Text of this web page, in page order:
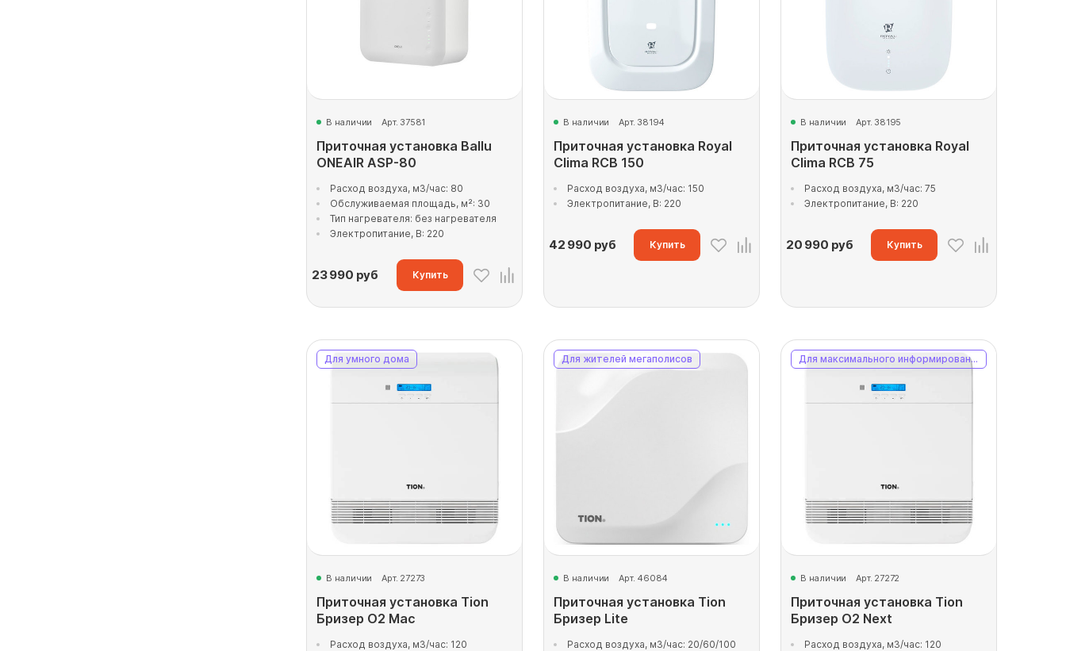
В наличии Арт. 37581
Приточная установка Ballu
ONEAIR ASP-80
Расход воздуха, м3/час: 80
Обслуживаемая площадь, м²: 30
Тип нагревателя: без нагревателя
Электропитание, В: 220
23 990 руб Купить
В наличии Арт. 38194
Приточная установка Royal
Clima RCB 150
Расход воздуха, м3/час: 150
Электропитание, В: 220
42 990 руб Купить
В наличии Арт. 38195
Приточная установка Royal
Clima RCB 75
Расход воздуха, м3/час: 75
Электропитание, В: 220
20 990 руб Купить
Для умного дома
В наличии Арт. 27273
Приточная установка Tion
Бризер O2 Mac
Расход воздуха, м3/час: 120
Для жителей мегаполисов
В наличии Арт. 46084
Приточная установка Tion
Бризер Lite
Расход воздуха, м3/час: 20/60/100
Для максимального информирования
В наличии Арт. 27272
Приточная установка Tion
Бризер O2 Next
Расход воздуха, м3/час: 120